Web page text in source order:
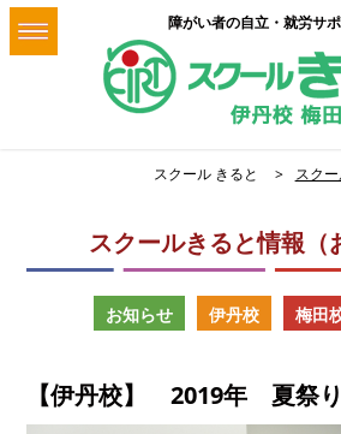
障がい者の自立・就労サ
スクール きると スク
スクールきると情報（
お知らせ 伊丹校 梅田
【伊丹校】 2019年 夏祭り